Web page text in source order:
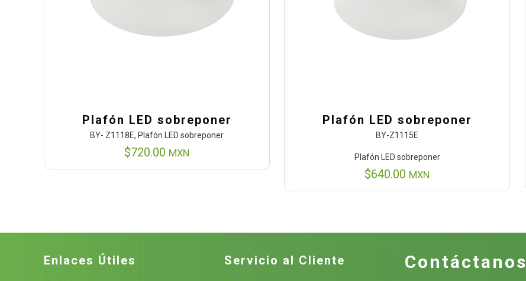
Plafón LED sobreponer
BY- Z1118E, Plafón LED sobreponer
$720.00 MXN
Plafón LED sobreponer
BY-Z1115E
Plafón LED sobreponer
$640.00 MXN
Enlaces Útiles Servicio al Cliente Contáctanos